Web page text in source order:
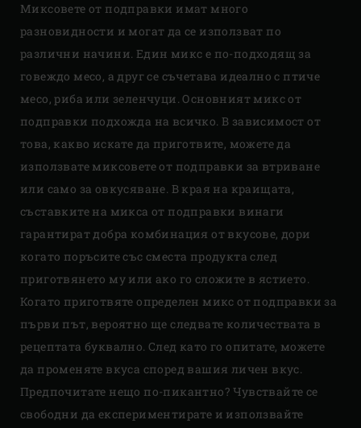
Миксовете от подправки имат много
разновидности и могат да се използват по
различни начини. Един микс е по-подходящ за
говеждо месо, а друг се съчетава идеално с птиче
месо, риба или зеленчуци. Основният микс от
подправки подхожда на всичко. В зависимост от
това, какво искате да приготвите, можете да
използвате миксовете от подправки за втриване
или само за овкусяване. В края на краищата,
съставките на микса от подправки винаги
гарантират добра комбинация от вкусове, дори
когато поръсите със сместа продукта след
приготвянето му или ако го сложите в ястието.
Когато приготвяте определен микс от подправки за
първи път, вероятно ще следвате количествата в
рецептата буквално. След като го опитате, можете
да променяте вкуса според вашия личен вкус.
Предпочитате нещо по-пикантно? Чувствайте се
свободни да експериментирате и използвайте